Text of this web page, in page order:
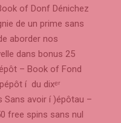
of Donf Dénichez
de un prime sans
aborder nos
dans bonus 25
– Book of Fond
í du dixᵉʳ
Sans avoir í )épôtau –
free spins sans nul